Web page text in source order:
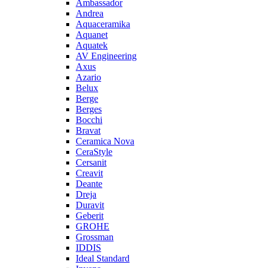
Ambassador
Andrea
Aquaceramika
Aquanet
Aquatek
AV Engineering
Axus
Azario
Belux
Berge
Berges
Bocchi
Bravat
Ceramica Nova
CeraStyle
Cersanit
Creavit
Deante
Dreja
Duravit
Geberit
GROHE
Grossman
IDDIS
Ideal Standard